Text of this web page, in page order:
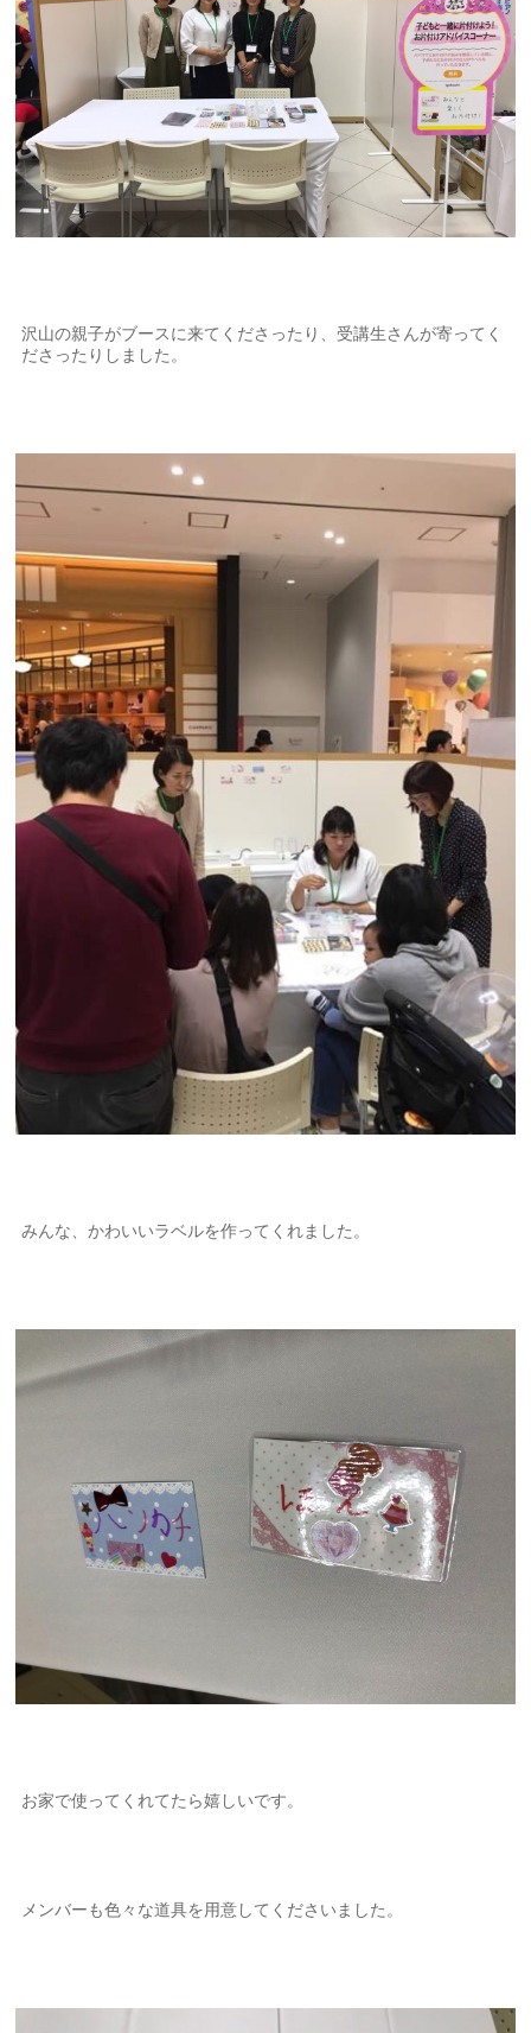
沢山の親子がブースに来てくださったり、受講生さんが寄ってく
ださったりしました。
みんな、かわいいラベルを作ってくれました。
お家で使ってくれてたら嬉しいです。
メンバーも色々な道具を用意してくださいました。